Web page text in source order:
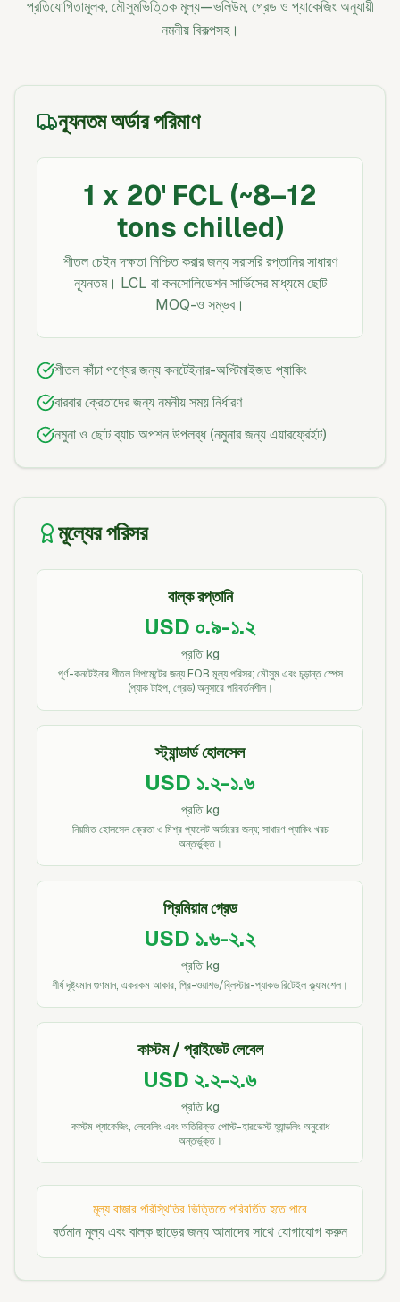
প্রতিযোগিতামূলক, মৌসুমভিত্তিক মূল্য—ভলিউম, গ্রেড ও প্যাকেজিং অনুযায়ী
নমনীয় বিকল্পসহ।
ন্যূনতম অর্ডার পরিমাণ
1 x 20' FCL (~8–12
tons chilled)
শীতল চেইন দক্ষতা নিশ্চিত করার জন্য সরাসরি রপ্তানির সাধারণ
ন্যূনতম। LCL বা কনসোলিডেশন সার্ভিসের মাধ্যমে ছোট
MOQ-ও সম্ভব।
শীতল কাঁচা পণ্যের জন্য কনটেইনার-অপ্টিমাইজড প্যাকিং
বারবার ক্রেতাদের জন্য নমনীয় সময় নির্ধারণ
নমুনা ও ছোট ব্যাচ অপশন উপলব্ধ (নমুনার জন্য এয়ারফ্রেইট)
মূল্যের পরিসর
বাল্ক রপ্তানি
USD ০.৯-১.২
প্রতি kg
পূর্ণ-কনটেইনার শীতল শিপমেন্টের জন্য FOB মূল্য পরিসর; মৌসুম এবং চূড়ান্ত স্পেস
(প্যাক টাইপ, গ্রেড) অনুসারে পরিবর্তনশীল।
স্ট্যান্ডার্ড হোলসেল
USD ১.২-১.৬
প্রতি kg
নিয়মিত হোলসেল ক্রেতা ও মিশ্র প্যালেট অর্ডারের জন্য; সাধারণ প্যাকিং খরচ
অন্তর্ভুক্ত।
প্রিমিয়াম গ্রেড
USD ১.৬-২.২
প্রতি kg
শীর্ষ দৃষ্ট্যমান গুণমান, একরকম আকার, প্রি-ওয়াশড/ব্লিস্টার-প্যাকড রিটেইল ক্ল্যামশেল।
কাস্টম / প্রাইভেট লেবেল
USD ২.২-২.৬
প্রতি kg
কাস্টম প্যাকেজিং, লেবেলিং এবং অতিরিক্ত পোস্ট-হারভেস্ট হ্যান্ডলিং অনুরোধ
অন্তর্ভুক্ত।
মূল্য বাজার পরিস্থিতির ভিত্তিতে পরিবর্তিত হতে পারে
বর্তমান মূল্য এবং বাল্ক ছাড়ের জন্য আমাদের সাথে যোগাযোগ করুন